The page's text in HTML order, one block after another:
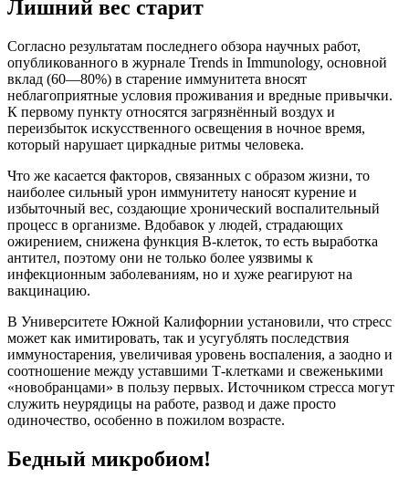
Лишний вес старит
Согласно результатам последнего обзора научных работ,
опубликованного в журнале Trends in Immunology, основной
вклад (60—80%) в старение иммунитета вносят
неблагоприятные условия проживания и вредные привычки.
К первому пункту относятся загрязнённый воздух и
переизбыток искусственного освещения в ночное время,
который нарушает циркадные ритмы человека.
Что же касается факторов, связанных с образом жизни, то
наиболее сильный урон иммунитету наносят курение и
избыточный вес, создающие хронический воспалительный
процесс в организме. Вдобавок у людей, страдающих
ожирением, снижена функция В-клеток, то есть выработка
антител, поэтому они не только более уязвимы к
инфекционным заболеваниям, но и хуже реагируют на
вакцинацию.
В Университете Южной Калифорнии установили, что стресс
может как имитировать, так и усугублять последствия
иммуностарения, увеличивая уровень воспаления, а заодно и
соотношение между уставшими Т-клетками и свеженькими
«новобранцами» в пользу первых. Источником стресса могут
служить неурядицы на работе, развод и даже просто
одиночество, особенно в пожилом возрасте.
Бедный микробиом!